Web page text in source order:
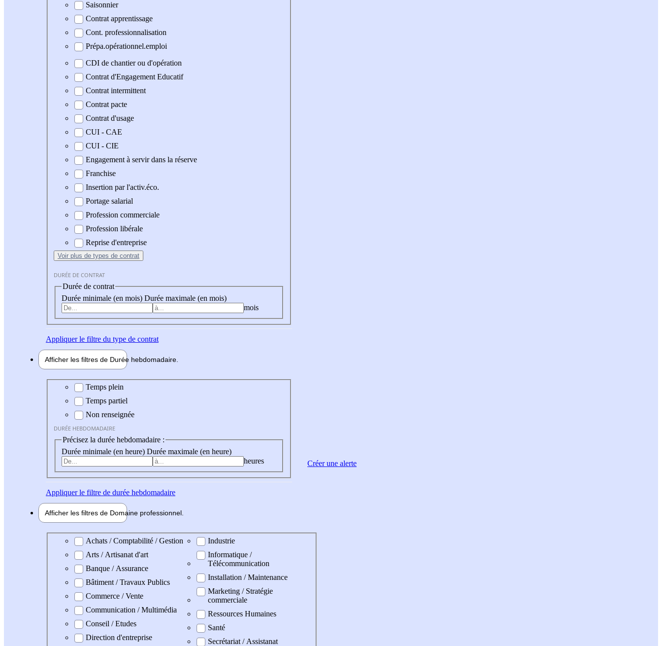
Saisonnier
Contrat apprentissage
Cont. professionnalisation
Prépa.opérationnel.emploi
CDI de chantier ou d'opération
Contrat d'Engagement Educatif
Contrat intermittent
Contrat pacte
Contrat d'usage
CUI - CAE
CUI - CIE
Engagement à servir dans la réserve
Franchise
Insertion par l'activ.éco.
Portage salarial
Profession commerciale
Profession libérale
Reprise d'entreprise
Voir plus de types de contrat
DURÉE DE CONTRAT
Durée de contrat
Durée minimale (en mois) Durée maximale (en mois)
mois
Appliquerle filtre du type de contrat
Afficher les filtres de Durée hebdomadaire
Durée hebdomadaire
Temps plein
Temps partiel
Non renseignée
DURÉE HEBDOMADAIRE
Précisez la durée hebdomadaire :
Durée minimale (en heure) Durée maximale (en heure)
heures
Appliquerle filtre de durée hebdomadaire
Afficher les filtres de Domaine professionnel
Domaine professionel
Achats / Comptabilité / Gestion
Arts / Artisanat d'art
Banque / Assurance
Bâtiment / Travaux Publics
Commerce / Vente
Communication / Multimédia
Conseil / Etudes
Direction d'entreprise
Industrie
Informatique /
Télécommunication
Installation / Maintenance
Marketing / Stratégie
commerciale
Ressources Humaines
Santé
Secrétariat / Assistanat
Créer une alerte